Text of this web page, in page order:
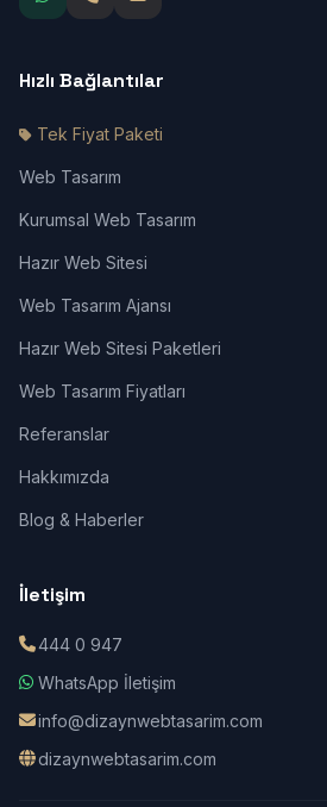
Hızlı Bağlantılar
Tek Fiyat Paketi
Web Tasarım
Kurumsal Web Tasarım
Hazır Web Sitesi
Web Tasarım Ajansı
Hazır Web Sitesi Paketleri
Web Tasarım Fiyatları
Referanslar
Hakkımızda
Blog & Haberler
İletişim
444 0 947
WhatsApp İletişim
info@dizaynwebtasarim.com
dizaynwebtasarim.com